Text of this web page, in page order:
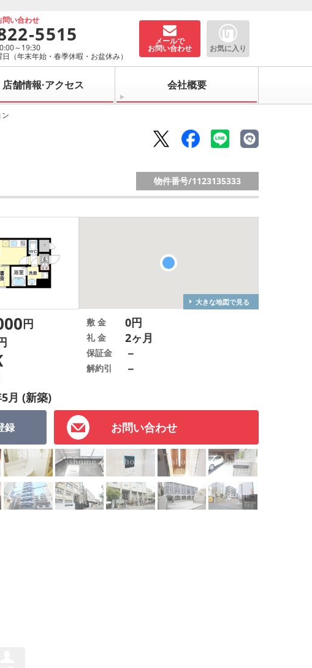
問い合わせ
5515
～19:30
（年末年始・春季休暇・お盆休み）
メールで
お問い合わせ お気に入り
店舗情報·アクセス 会社概要
物件番号/1123135333
大きな地図で見る
録 お問い合わせ
円
月 (新築)
敷 金 0円
礼 金 2ヶ月
保証金 －
解約引 －